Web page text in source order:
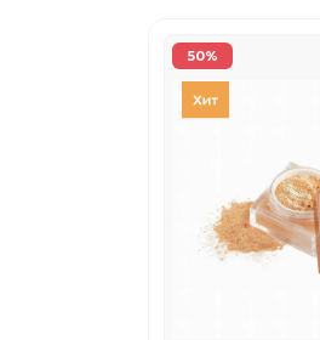
50%